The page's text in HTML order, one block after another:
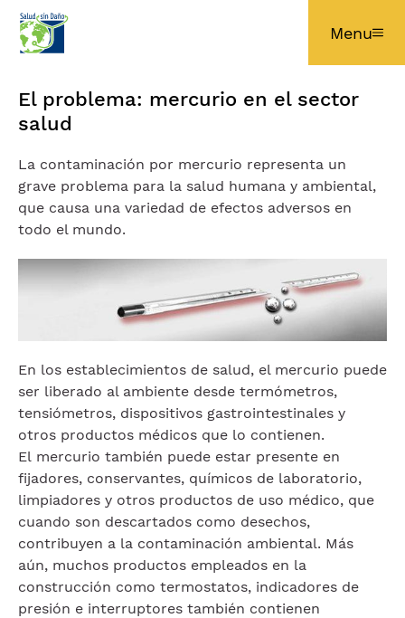
Pular para o conteúdo principal
Menu
El problema: mercurio en el sector
salud
La contaminación por mercurio representa un
grave problema para la salud humana y ambiental,
que causa una variedad de efectos adversos en
todo el mundo.
Imagem
En los establecimientos de salud, el mercurio puede
ser liberado al ambiente desde termómetros,
tensiómetros, dispositivos gastrointestinales y
otros productos médicos que lo contienen.
El mercurio también puede estar presente en
fijadores, conservantes, químicos de laboratorio,
limpiadores y otros productos de uso médico, que
cuando son descartados como desechos,
contribuyen a la contaminación ambiental. Más
aún, muchos productos empleados en la
construcción como termostatos, indicadores de
presión e interruptores también contienen